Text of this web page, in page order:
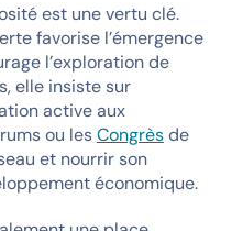
est une vertu clé.
favorise l’émergence
l’exploration de
elle insiste sur
active aux
ou lesCongrèsde
et nourrir son
économique.